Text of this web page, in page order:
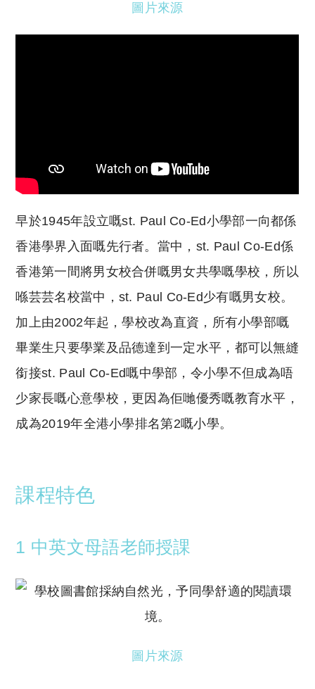
圖片來源
早於1945年設立嘅st. Paul Co-Ed小學部一向都係
香港學界入面嘅先行者。當中，st. Paul Co-Ed係
香港第一間將男女校合併嘅男女共學嘅學校，所以
喺芸芸名校當中，st. Paul Co-Ed少有嘅男女校。
加上由2002年起，學校改為直資，所有小學部嘅
畢業生 只要學業及品德達到一定水平 ，都可以無縫
銜接st. Paul Co-Ed嘅中學部，令小學不但成為唔
少家長嘅心意學校，更因為佢哋優秀嘅教育水平，
成為2019年全港小學排名第2嘅小學。
課程特色
1 中英文母語老師授課
圖片來源